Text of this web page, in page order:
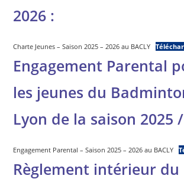
2026 :
Charte Jeunes – Saison 2025 – 2026 au BACLY
Engagement Parental
les jeunes du
Lyon de la saison 2025
Engagement Parental – Saison 2025 – 2026 au BACLY
Règlement intérieur du